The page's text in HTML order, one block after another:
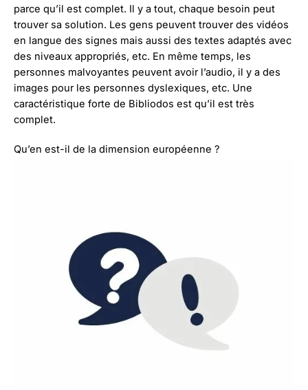
parce qu’il est complet. Il y a tout, chaque besoin peut
trouver sa solution. Les gens peuvent trouver des vidéos
en langue des signes mais aussi des textes adaptés avec
des niveaux appropriés, etc. En même temps, les
personnes malvoyantes peuvent avoir l’audio, il y a des
images pour les personnes dyslexiques, etc. Une
caractéristique forte de Bibliodos est qu’il est très
complet.
Qu’en est-il de la dimension européenne ?